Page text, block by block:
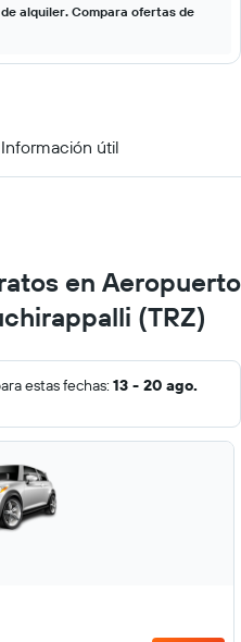
alquiler. Compara ofertas de
Información útil
en Aeropuerto
(TRZ)
estas fechas: 13 - 20 ago.